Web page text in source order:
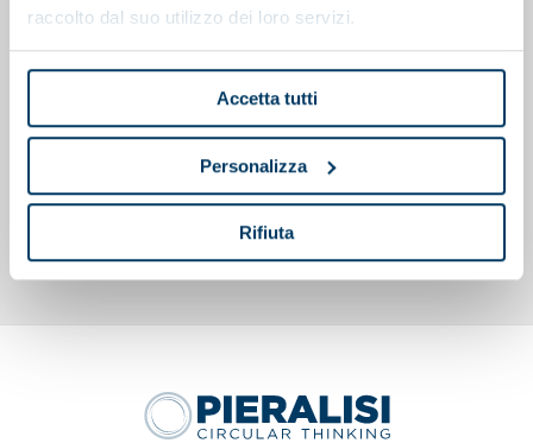
raccolto dal suo utilizzo dei loro servizi.
Accetta tutti
Personalizza
Rifiuta
Polipreparatore